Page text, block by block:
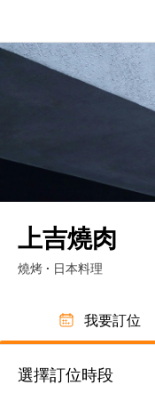
上吉燒肉
燒烤 · 日本料理
我要訂位
選擇訂位時段